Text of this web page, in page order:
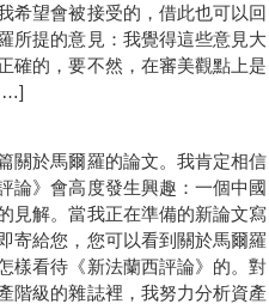
希望會被接受的，借此也可以回
所提的意見：我覺得這些意見大
確的，要不然，在審美觀點上是
關於馬爾羅的論文。我肯定相信
論》會高度發生興趣：一個中國
見解。當我正在準備的新論文寫
寄給您，您可以看到關於馬爾羅
樣看待《新法蘭西評論》的。對
階級的雜誌裡，我努力分析資產